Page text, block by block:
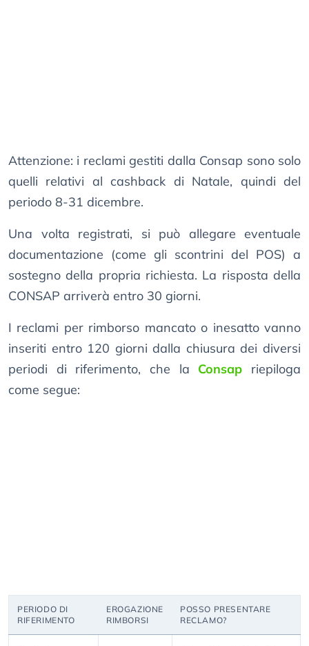
Attenzione: i reclami gestiti dalla Consap sono solo
quelli relativi al cashback di Natale, quindi del
periodo 8-31 dicembre.
Una volta registrati, si può allegare eventuale
documentazione (come gli scontrini del POS) a
sostegno della propria richiesta. La risposta della
CONSAP arriverà entro 30 giorni.
I reclami per rimborso mancato o inesatto vanno
inseriti entro 120 giorni dalla chiusura dei diversi
periodi di riferimento, che la Consap riepiloga
come segue:
PERIODO DI
RIFERIMENTO
EROGAZIONE
RIMBORSI
POSSO PRESENTARE
RECLAMO?